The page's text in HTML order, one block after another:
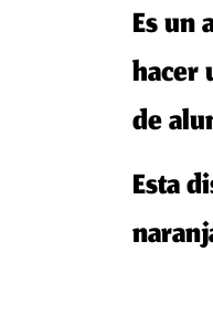
Es un
hacer
de
Esta